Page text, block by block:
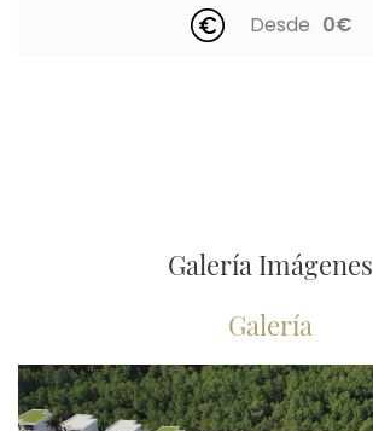
Desde 0€
Galería Imágenes
Galería
Imagen